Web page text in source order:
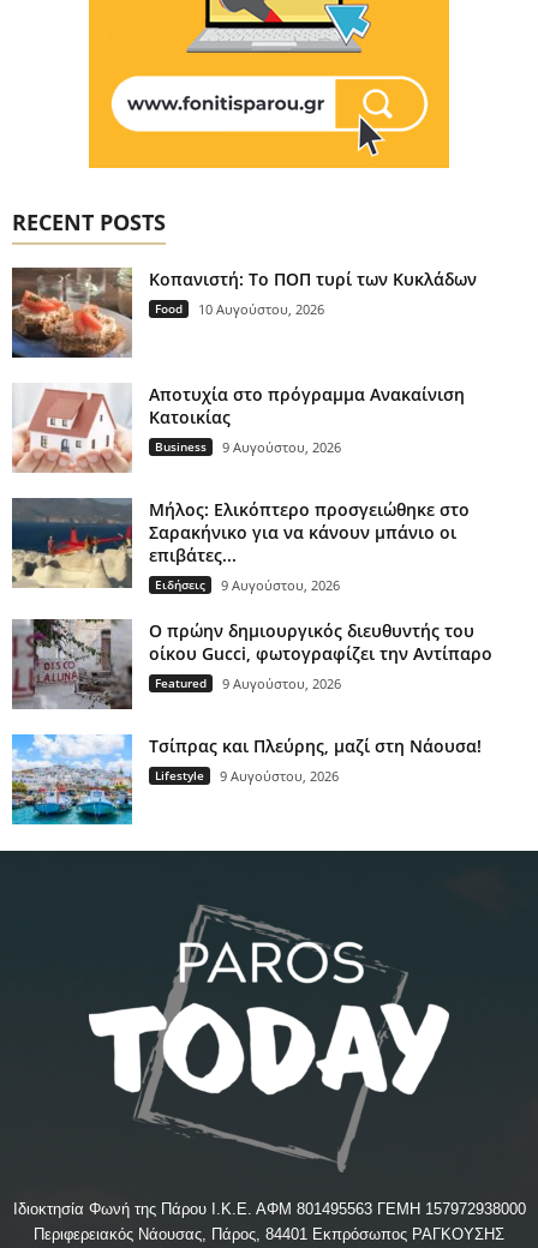
RECENT POSTS
Κοπανιστή: Το ΠΟΠ τυρί των Κυκλάδων
Food 10 Αυγούστου, 2026
Αποτυχία στο πρόγραμμα Ανακαίνιση
Κατοικίας
Business 9 Αυγούστου, 2026
Μήλος: Ελικόπτερο προσγειώθηκε στο
Σαρακήνικο για να κάνουν μπάνιο οι
επιβάτες...
Ειδήσεις 9 Αυγούστου, 2026
Ο πρώην δημιουργικός διευθυντής του
οίκου Gucci, φωτογραφίζει την Αντίπαρο
Featured 9 Αυγούστου, 2026
Τσίπρας και Πλεύρης, μαζί στη Νάουσα!
Lifestyle 9 Αυγούστου, 2026
Ιδιοκτησία Φωνή της Πάρου Ι.Κ.Ε. ΑΦΜ 801495563 ΓΕΜΗ 157972938000
Περιφερειακός Νάουσας, Πάρος, 84401 Εκπρόσωπος ΡΑΓΚΟΥΣΗΣ